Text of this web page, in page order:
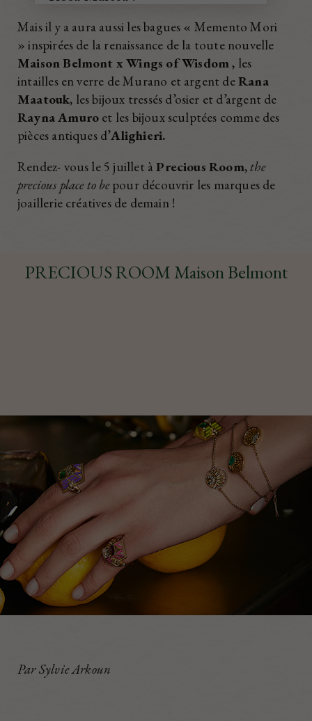
Mais il y a aura aussi les bagues « Memento Mori
» inspirées de la renaissance de la toute nouvelle
Maison Belmont x Wings of Wisdom, les
intailles en verre de Murano et argent deRana
Maatouk, les bijoux tressés d’osier et d’argent de
RaynaAmuro et les bijoux sculptées comme des
pièces antiques d’Alighieri.
Rendez- vous le 5 juillet àPrecious Room,the
precious place to bepour découvrir les marques de
joaillerie créatives de demain !
PRECIOUS ROOM Maison Belmont
Par Sylvie Arkoun